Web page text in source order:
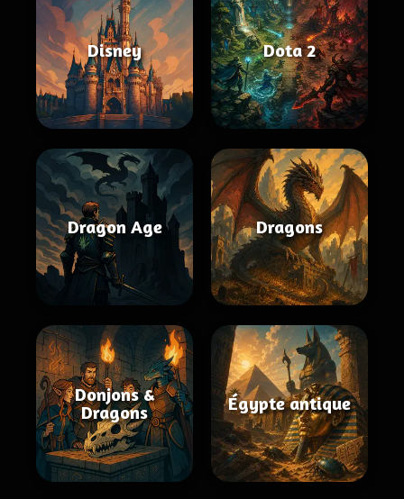
Disney Dota 2
Dragon Age Dragons
Donjons &
Dragons
Égypte antique